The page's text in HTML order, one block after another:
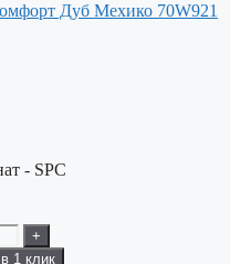
Дуб Мехико 70W921
- SPC
+
1 клик